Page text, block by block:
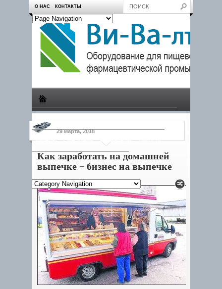
О НАС КОНТАКТЫ
Камеры Смесители Конвейеры Емкости
Дозаторы Другое
29 марта, 2018
Как заработать на домашней
выпечке – бизнес на выпечке